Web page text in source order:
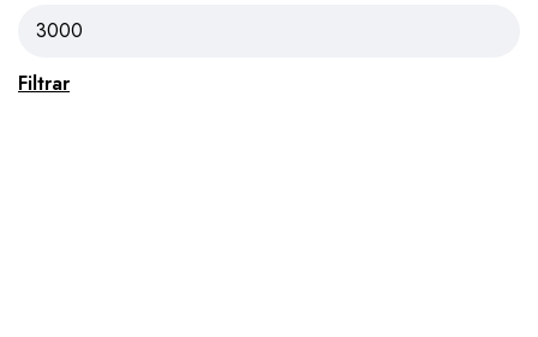
Filtrar